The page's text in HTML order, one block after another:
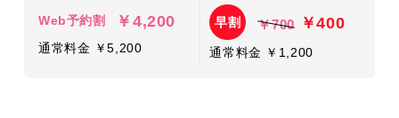
Web予約割 ￥4,200
通常料金 ￥5,200
早割 ￥700 ￥400
通常料金 ￥1,200